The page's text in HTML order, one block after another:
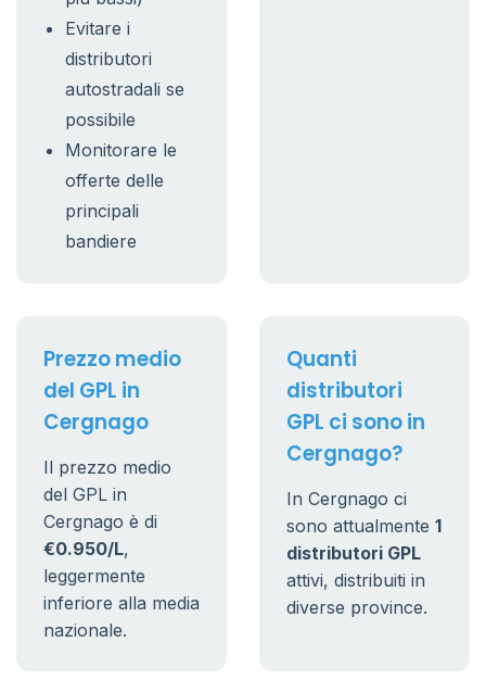
Evitare i
distributori
autostradali se
possibile
Monitorare le
offerte delle
principali
bandiere
Prezzo medio
del GPL in
Cergnago
Il prezzo medio
del GPL in
Cergnago è di
€0.950/L,
leggermente
inferiore alla media
nazionale.
Quanti
distributori
GPL ci sono in
Cergnago?
In Cergnago ci
sono attualmente 1
distributori GPL
attivi, distribuiti in
diverse province.